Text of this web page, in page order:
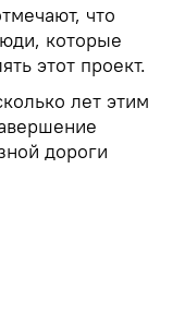
что
которые
этот проект.
лет этим
дороги